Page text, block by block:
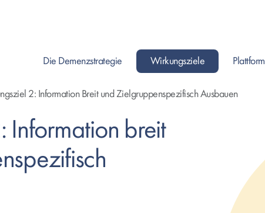
Die Demenzstrategie
Wirkungsziele
Plattform
2: Information Breit und Zielgruppenspezifisch Ausbauen
Information breit